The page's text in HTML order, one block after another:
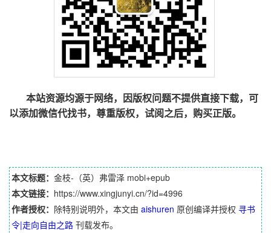
本站资源均源于网络，因版权问题不提供直接下载，可
以添加微信代找书，尊重版权，试阅之后，购买正版。
本文标题： 金枝-（英）弗雷泽 mobi+epub
本文链接： https://www.xingjunyi.cn/?id=4996
作者授权： 除特别说明外，本文由 aishuren 原创编译并授权 寻书
令|走向自由之路 刊载发布。